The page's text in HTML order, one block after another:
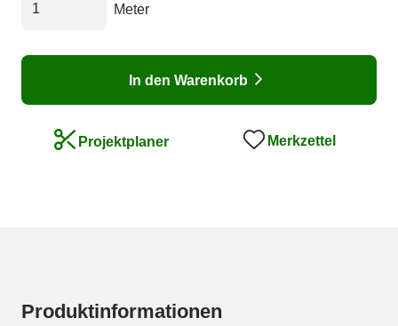
Meter
In den Warenkorb
Projektplaner Merkzettel
Produktinformationen